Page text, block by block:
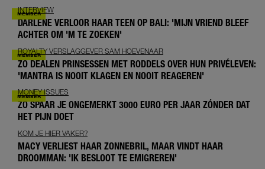
INTERVIEW
DARLENE VERLOOR HAAR TEEN OP BALI: 'MIJN VRIEND BLEEF
ACHTER OM 'M TE ZOEKEN'
ROYALTY VERSLAGGEVER SAM HOEVENAAR
ZO DEALEN PRINSESSEN MET RODDELS OVER HUN PRIVÉLEVEN:
'MANTRA IS NOOIT KLAGEN EN NOOIT REAGEREN'
MONEY ISSUES
ZO SPAAR JE ONGEMERKT 3000 EURO PER JAAR ZÓNDER DAT
HET PIJN DOET
KOM JE HIER VAKER?
MACY VERLIEST HAAR ZONNEBRIL, MAAR VINDT HAAR
DROOMMAN: 'IK BESLOOT TE EMIGREREN'